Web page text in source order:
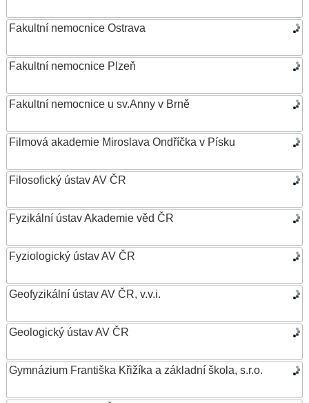
Fakultní nemocnice Ostrava
Fakultní nemocnice Plzeň
Fakultní nemocnice u sv.Anny v Brně
Filmová akademie Miroslava Ondříčka v Písku
Filosofický ústav AV ČR
Fyzikální ústav Akademie věd ČR
Fyziologický ústav AV ČR
Geofyzikální ústav AV ČR, v.v.i.
Geologický ústav AV ČR
Gymnázium Františka Křižíka a základní škola, s.r.o.